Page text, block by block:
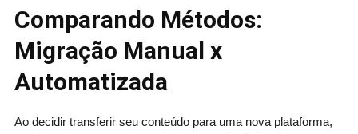
Comparando Métodos:
Migração Manual x
Automatizada
Ao decidir transferir seu conteúdo para uma nova plataforma,